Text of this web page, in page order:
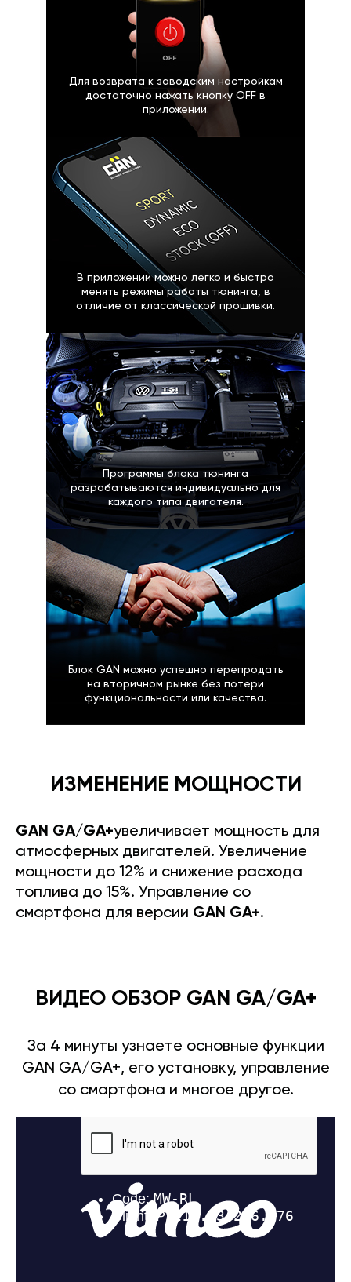
Для возврата к заводским настройкам
достаточно нажать кнопку OFF в
приложении.
В приложении можно легко и быстро
менять режимы работы тюнинга, в
отличие от классической прошивки.
Программы блока тюнинга
разрабатываются индивидуально для
каждого типа двигателя.
Блок GAN можно успешно перепродать
на вторичном рынке без потери
функциональности или качества.
ИЗМЕНЕНИЕ МОЩНОСТИ
GAN GA/GA+увеличивает мощность для
атмосферных двигателей. Увеличение
мощности до 12% и снижение расхода
топлива до 15%. Управление со
смартфона для версии GAN GA+.
ВИДЕО ОБЗОР GAN GA/GA+
За 4 минуты узнаете основные функции
GAN GA/GA+, его установку, управление
со смартфона и многое другое.